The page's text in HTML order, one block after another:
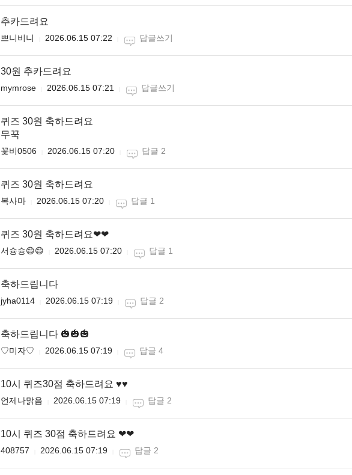
추카드려요
쁘니비니 2026.06.15 07:22 답글쓰기
30원 추카드려요
mymrose 2026.06.15 07:21 답글쓰기
퀴즈 30원 축하드려요
무꾹
꽃비0506 2026.06.15 07:20 답글 2
퀴즈 30원 축하드려요
복사마 2026.06.15 07:20 답글 1
퀴즈 30원 축하드려요❤❤
서슝슝😄😄 2026.06.15 07:20 답글 1
축하드립니다
jyha0114 2026.06.15 07:19 답글 2
축하드립니다 🎃🎃🎃
♡미자♡ 2026.06.15 07:19 답글 4
10시 퀴즈30점 축하드려요 ♥♥
언제나맑음 2026.06.15 07:19 답글 2
10시 퀴즈 30점 축하드려요 ❤❤
408757 2026.06.15 07:19 답글 2